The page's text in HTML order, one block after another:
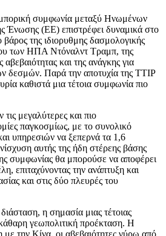
συμφωνία μεταξύ Ηνωμένων
Ένωσης (EE) επιστρέφει δυναμικά στο
βάρος της ιδιορυθμης δασμολογικής
των ΗΠΑ Ντόναλντ Τραμπ, της
και της ανάγκης για
δεσμών. Παρά την αποτυχία της TTIP
καθιστά μια τέτοια συμφωνία πιο
μεγαλύτερες και πιο
παγκοσμίως, με το συνολικό
υπηρεσιών να ξεπερνά τα 1,6
αυτής της ήδη στέρεης βάσης
συμφωνίας θα μπορούσε να αποφέρει
επιταχύνοντας την ανάπτυξη και
και στις δύο πλευρές του
η σημασία μιας τέτοιας
γεωπολιτική προέκταση. Η
με την Κίνα, οι αβεβαιότητες γύρω από